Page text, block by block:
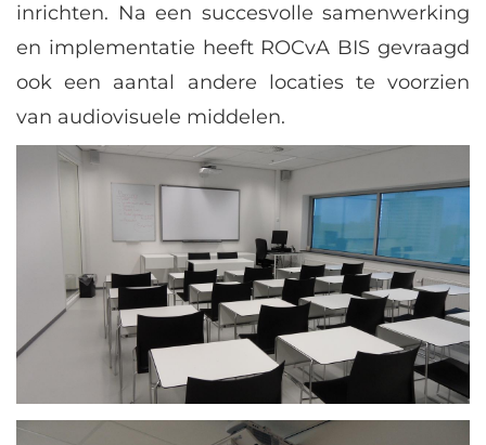
inrichten. Na een succesvolle samenwerking
en implementatie heeft ROCvA BIS gevraagd
ook een aantal andere locaties te voorzien
van audiovisuele middelen.